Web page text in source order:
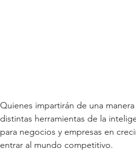
Quienes impartirán de una manera
distintas herramientas de la
para negocios y empresas en
entrar al mundo competitivo.